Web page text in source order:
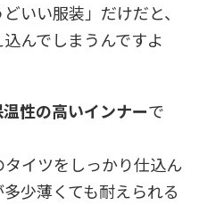
いい服装」だけだと、
んでしまうんですよ
性の高いインナーで
イツをしっかり仕込ん
少薄くても耐えられる